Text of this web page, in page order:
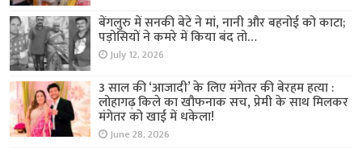
बेंगलुरु में सनकी बेटे ने मां, नानी और बहनोई को काटा;
पड़ोसियों ने कमरे में किया बंद तो…
July 12, 2026
3 साल की ‘आजादी’ के लिए मंगेतर की बेरहम हत्या :
लोहागढ़ किले का खौफनाक सच, प्रेमी के साथ मिलकर
मंगेतर को खाई में धकेला!
June 28, 2026